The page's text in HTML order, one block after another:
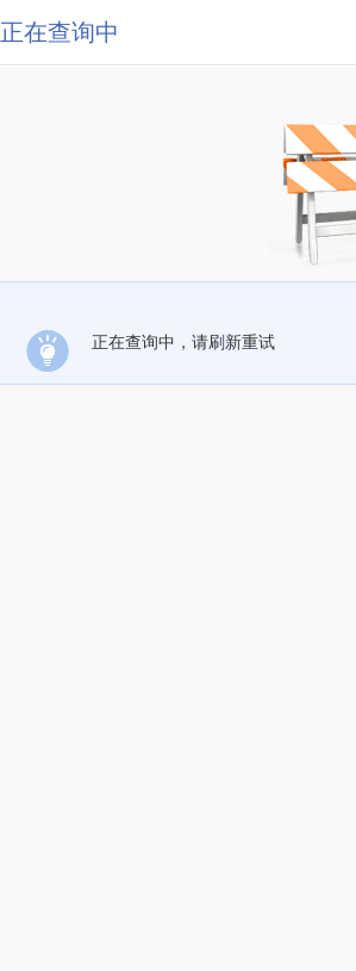
正在查询中
正在查询中，请刷新重试